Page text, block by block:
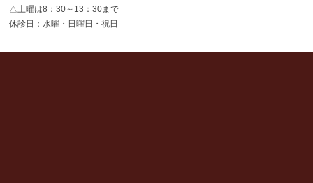
△土曜は8：30～13：30まで
休診日：水曜・日曜日・祝日